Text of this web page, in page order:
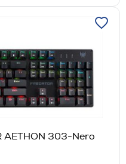
AETHON 303-Nero